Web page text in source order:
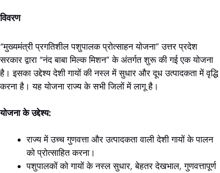
विवरण
“मुख्यमंत्री प्रगतिशील पशुपालक प्रोत्साहन योजना” उत्तर प्रदेश
सरकार द्वारा “नंद बाबा मिल्क मिशन” के अंतर्गत शुरू की गई एक योजना
है। इसका उद्देश्य देशी गायों की नस्ल में सुधार और दूध उत्पादकता में वृद्धि
करना है। यह योजना राज्य के सभी जिलों में लागू है।
योजना के उद्देश्य:
राज्य में उच्च गुणवत्ता और उत्पादकता वाली देशी गायों के पालन
को प्रोत्साहित करना।
पशुपालकों को गायों के नस्ल सुधार, बेहतर देखभाल, गुणवत्तापूर्ण